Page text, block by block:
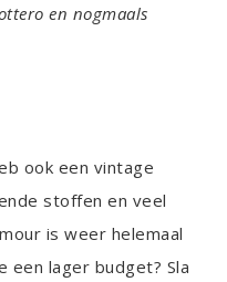
en nogmaals
ook een vintage
stoffen en veel
is weer helemaal
lager budget? Sla